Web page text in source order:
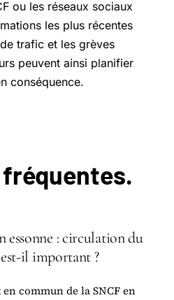
ou les réseaux sociaux
les plus récentes
trafic et les grèves
peuvent ainsi planifier
conséquence.
fréquentes.
essonne : circulation du
il important ?
commun de la SNCF en